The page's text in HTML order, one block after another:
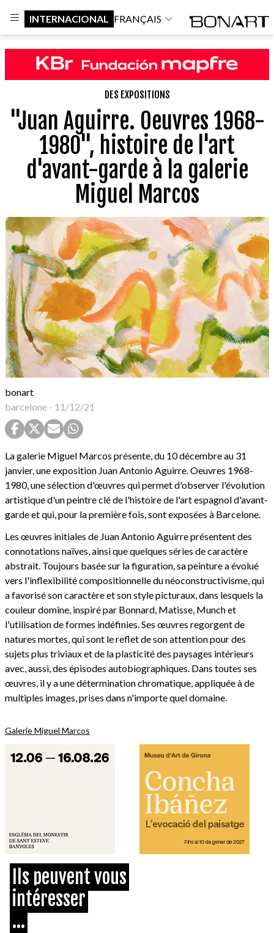
INTERNACIONAL FRANÇAIS
DES EXPOSITIONS
"Juan Aguirre. Oeuvres 1968-
1980", histoire de l'art
d'avant-garde à la galerie
Miguel Marcos
bonart
barcelone - 11/12/21
La galerie Miguel Marcos présente, du 10 décembre au 31
janvier, une exposition Juan Antonio Aguirre. Oeuvres 1968-
1980, une sélection d'œuvres qui permet d'observer l'évolution
artistique d'un peintre clé de l'histoire de l'art espagnol d'avant-
garde et qui, pour la première fois, sont exposées à Barcelone.
Les œuvres initiales de Juan Antonio Aguirre présentent des
connotations naïves, ainsi que quelques séries de caractère
abstrait. Toujours basée sur la figuration, sa peinture a évolué
vers l'inflexibilité compositionnelle du néoconstructivisme, qui
a favorisé son caractère et son style picturaux, dans lesquels la
couleur domine, inspiré par Bonnard, Matisse, Munch et
l'utilisation de formes indéfinies. Ses œuvres regorgent de
natures mortes, qui sont le reflet de son attention pour des
sujets plus triviaux et de la plasticité des paysages intérieurs
avec, aussi, des épisodes autobiographiques. Dans toutes ses
œuvres, il y a une détermination chromatique, appliquée à de
multiples images, prises dans n'importe quel domaine.
Galerie Miguel Marcos
Ils peuvent vous
intéresser
...